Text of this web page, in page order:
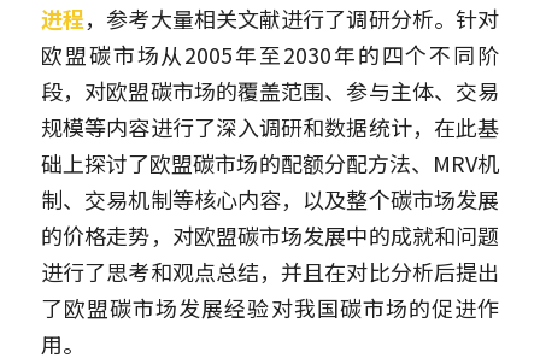
进程，参考大量相关文献进行了调研分析。针对
欧盟碳市场从2005年至2030年的四个不同阶
段，对欧盟碳市场的覆盖范围、参与主体、交易
规模等内容进行了深入调研和数据统计，在此基
础上探讨了欧盟碳市场的配额分配方法、MRV机
制、交易机制等核心内容，以及整个碳市场发展
的价格走势，对欧盟碳市场发展中的成就和问题
进行了思考和观点总结，并且在对比分析后提出
了欧盟碳市场发展经验对我国碳市场的促进作
用。